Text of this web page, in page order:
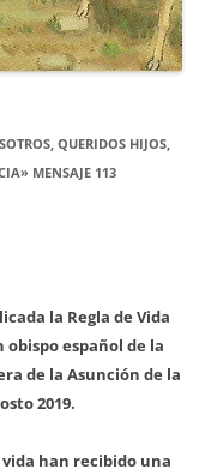
QUERIDOS HIJOS,
MENSAJE 113
la Regla de Vida
español de la
de la Asunción de la
2019.
vida han recibido una